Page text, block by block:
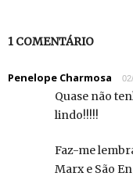
1 COMENTÁRIO
Penelope Charmosa
Quase não
lindo!!!!!
Faz-me
Marx e São